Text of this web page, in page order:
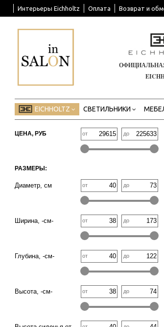
Интерьеры Eichholtz Оплата Возврат и
EICHHOLTZ СВЕТИЛЬНИКИ
ЦЕНА, РУБ от до
РАЗМЕРЫ:
Диаметр, см от до
Ширина, -см- от до
Глубина, -см- от до
Высота, -см- от до